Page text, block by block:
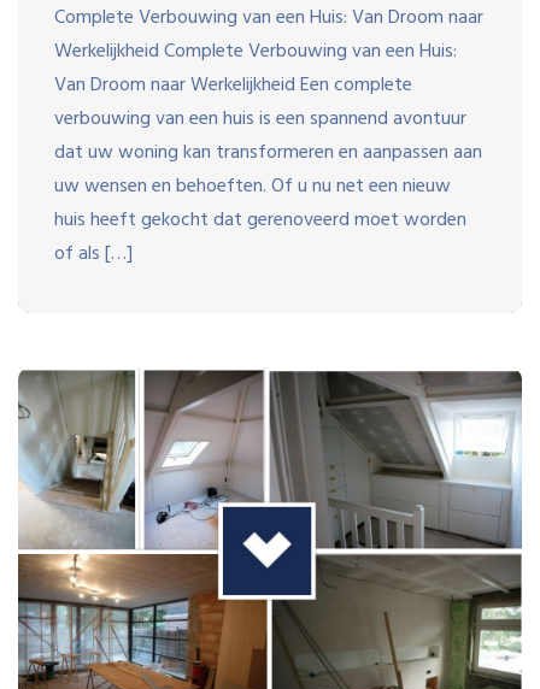
Complete Verbouwing van een Huis: Van Droom naar
Werkelijkheid Complete Verbouwing van een Huis:
Van Droom naar Werkelijkheid Een complete
verbouwing van een huis is een spannend avontuur
dat uw woning kan transformeren en aanpassen aan
uw wensen en behoeften. Of u nu net een nieuw
huis heeft gekocht dat gerenoveerd moet worden
of als […]